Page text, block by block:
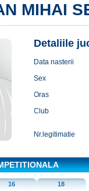
MIHAI
Detaliile
Data nasterii
Sex
Oras
Club
Nr.legitimatie
16 18